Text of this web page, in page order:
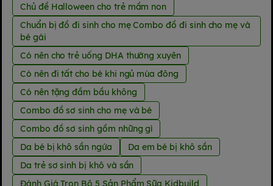
Chủ đề Halloween cho trẻ mầm non
Chuẩn bị đồ đi sinh cho mẹ Combo đồ đi sinh cho mẹ và
bé gái
Có nên cho trẻ uống DHA thường xuyên
Có nên đi tất cho bé khi ngủ mùa đông
Có nên tặng đầm bầu không
Combo đồ sơ sinh cho mẹ và bé
Combo đồ sơ sinh gồm những gì
Da bé bị khô sần ngứa
Da em bé bị khô sần
Da trẻ sơ sinh bị khô và sần
Đánh Giá Trọn Bộ 5 Sản Phẩm Sữa Kidbuild